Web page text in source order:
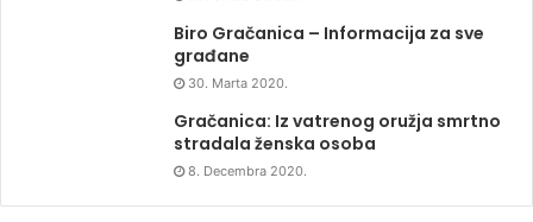
Biro Gračanica – Informacija za sve
građane
30. Marta 2020.
Gračanica: Iz vatrenog oružja smrtno
stradala ženska osoba
8. Decembra 2020.